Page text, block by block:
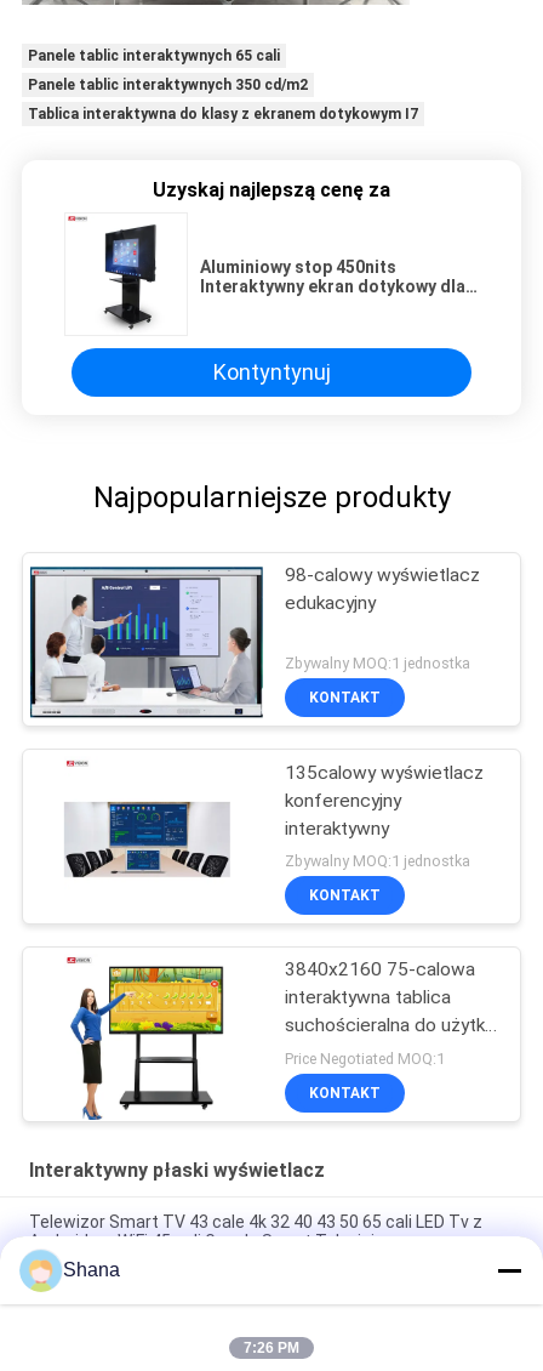
Panele tablic interaktywnych 65 cali
Panele tablic interaktywnych 350 cd/m2
Tablica interaktywna do klasy z ekranem dotykowym I7
Uzyskaj najlepszą cenę za
Aluminiowy stop 450nits
Interaktywny ekran dotykowy dla
Kontyntynuj
Najpopularniejsze produkty
98-calowy wyświetlacz
edukacyjny
Zbywalny MOQ:1 jednostka
KONTAKT
135calowy wyświetlacz
konferencyjny
interaktywny
Zbywalny MOQ:1 jednostka
KONTAKT
3840x2160 75-calowa
interaktywna tablica
suchościeralna do użytku
wewnętrznego, monitor
na podczerwień, zgodny
z RoHS
Price Negotiated MOQ:1
KONTAKT
Interaktywny płaski wyświetlacz
Telewizor Smart TV 43 cale 4k 32 40 43 50 65 cali LED Tv z
Androidem WiFi 45 cali Google Smart Televisions
JCvision Touch Interaktywny płaski panel wyświetlacz
Interaktywny elektroniczny tabliczka 55"
JCVISION 27" monitor w walizce, ekran dotykowy, system
Shana
7:26 PM